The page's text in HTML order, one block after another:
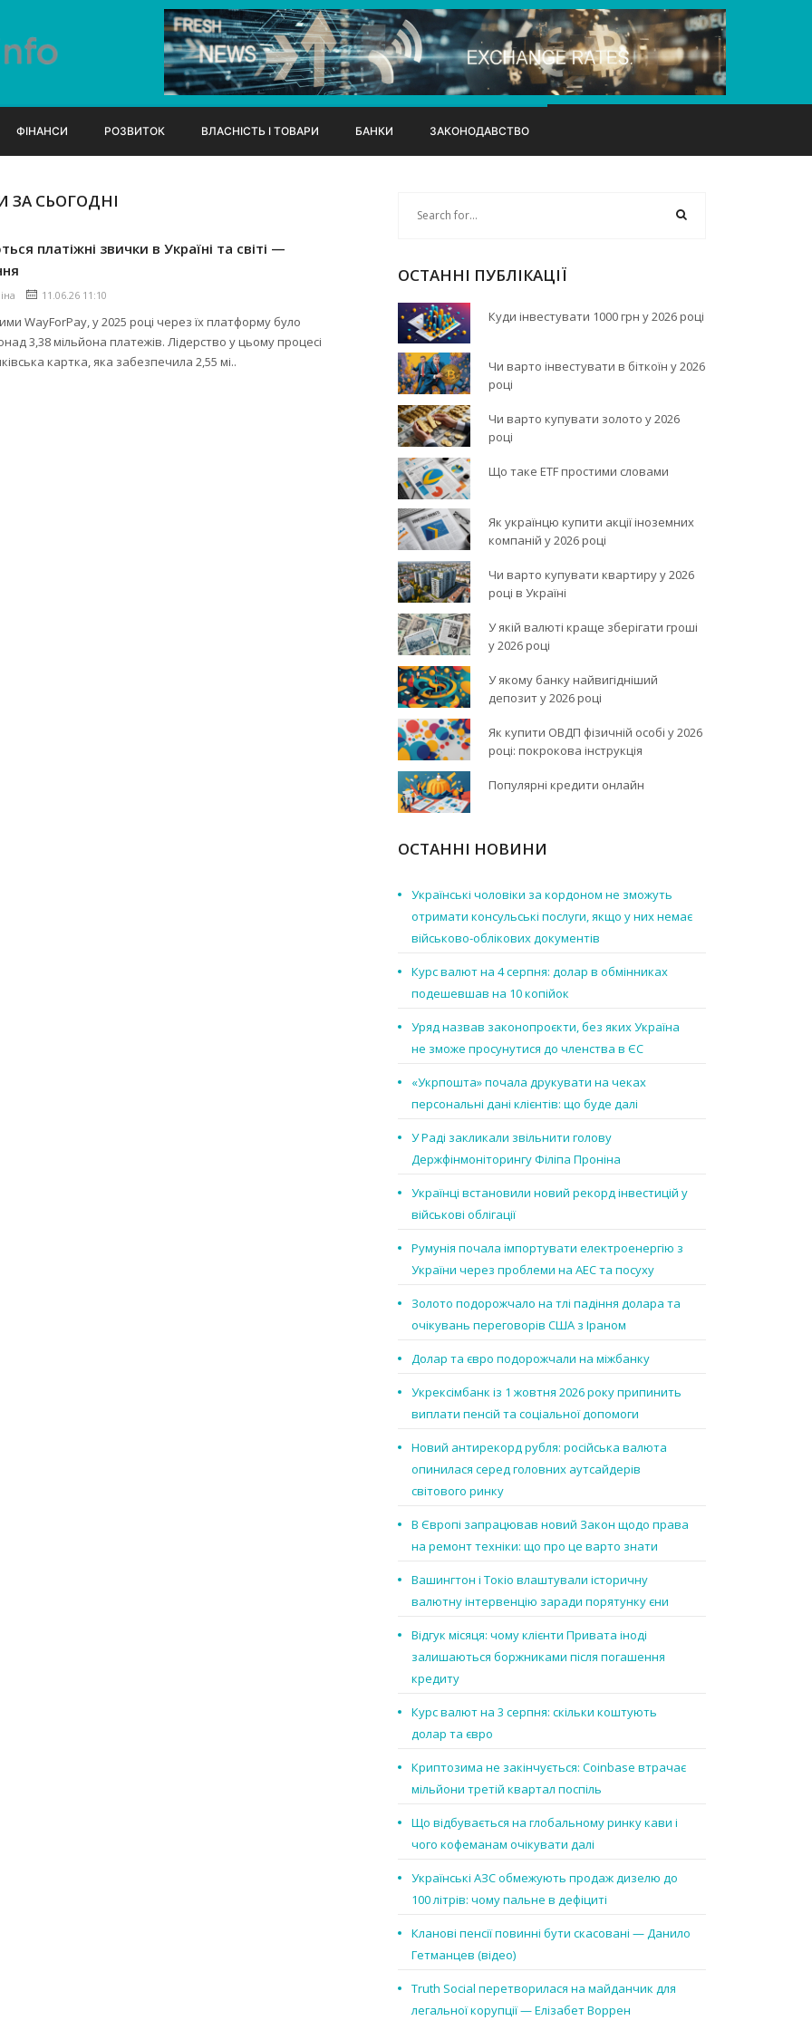
ФІНАНСИ РОЗВИТОК ВЛАСНІСТЬ І ТОВАРИ БАНКИ ЗАКОНОДАВСТВО
ЗА СЬОГОДНІ
платіжні звички в Україні та світі —
11.06.26 11:10
WayForPay, у 2025 році через їх платформу було
3,38 мільйона платежів. Лідерство у цьому процесі
картка, яка забезпечила 2,55 мі..
ОСТАННІ ПУБЛІКАЦІЇ
Куди інвестувати 1000 грн у 2026 році
Чи варто інвестувати в біткоїн у 2026
році
Чи варто купувати золото у 2026
році
Що таке ETF простими словами
Як українцю купити акції іноземних
компаній у 2026 році
Чи варто купувати квартиру у 2026
році в Україні
У якій валюті краще зберігати гроші
у 2026 році
У якому банку найвигідніший
депозит у 2026 році
Як купити ОВДП фізичній особі у 2026
році: покрокова інструкція
Популярні кредити онлайн
ОСТАННІ НОВИНИ
Українські чоловіки за кордоном не зможуть
отримати консульські послуги, якщо у них немає
військово-облікових документів
Курс валют на 4 серпня: долар в обмінниках
подешевшав на 10 копійок
Уряд назвав законопроєкти, без яких Україна
не зможе просунутися до членства в ЄС
«Укрпошта» почала друкувати на чеках
персональні дані клієнтів: що буде далі
У Раді закликали звільнити голову
Держфінмоніторингу Філіпа Проніна
Українці встановили новий рекорд інвестицій у
військові облігації
Румунія почала імпортувати електроенергію з
України через проблеми на АЕС та посуху
Золото подорожчало на тлі падіння долара та
очікувань переговорів США з Іраном
Долар та євро подорожчали на міжбанку
Укрексімбанк із 1 жовтня 2026 року припинить
виплати пенсій та соціальної допомоги
Новий антирекорд рубля: російська валюта
опинилася серед головних аутсайдерів
світового ринку
В Європі запрацював новий Закон щодо права
на ремонт техніки: що про це варто знати
Вашингтон і Токіо влаштували історичну
валютну інтервенцію заради порятунку єни
Відгук місяця: чому клієнти Привата іноді
залишаються боржниками після погашення
кредиту
Курс валют на 3 серпня: скільки коштують
долар та євро
Криптозима не закінчується: Coinbase втрачає
мільйони третій квартал поспіль
Що відбувається на глобальному ринку кави і
чого кофеманам очікувати далі
Українські АЗС обмежують продаж дизелю до
100 літрів: чому пальне в дефіциті
Кланові пенсії повинні бути скасовані — Данило
Гетманцев (відео)
Truth Social перетворилася на майданчик для
легальної корупції — Елізабет Воррен